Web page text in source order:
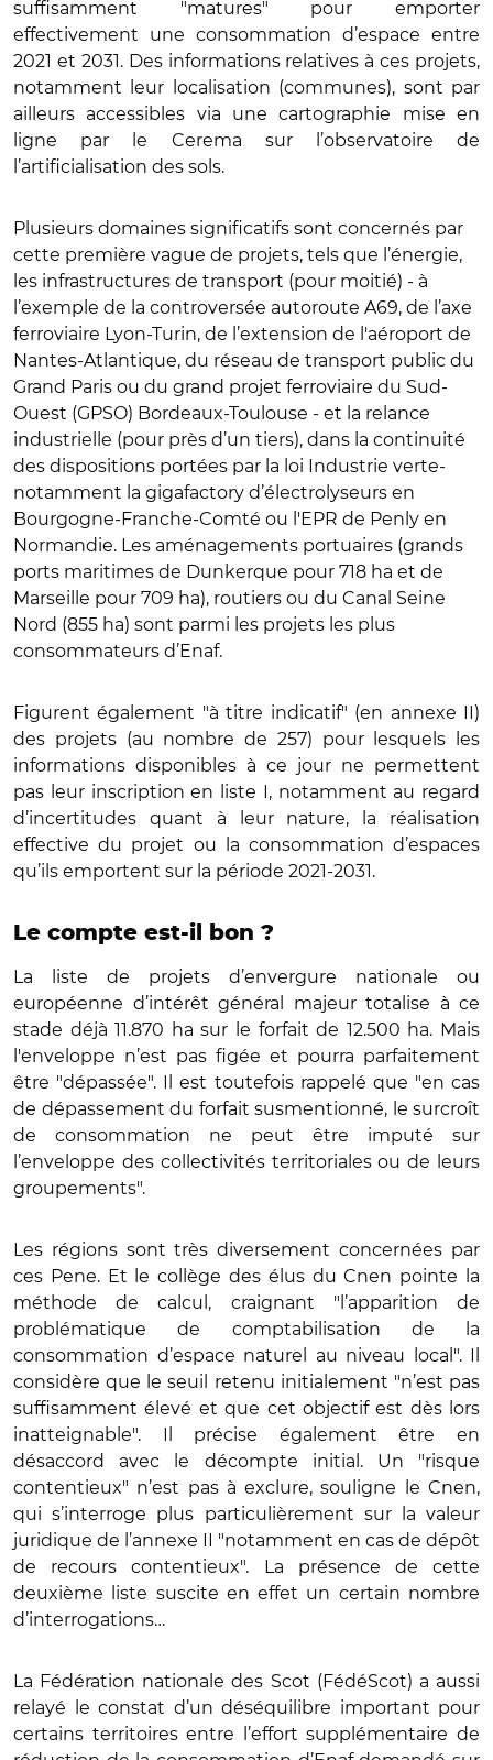
suffisamment "matures" pour emporter
effectivement une consommation d’espace entre
2021 et 2031. Des informations relatives à ces projets,
notamment leur localisation (communes), sont par
ailleurs accessibles via une cartographie mise en
ligne par le Cerema sur l’observatoire de
l’artificialisation des sols.
Plusieurs domaines significatifs sont concernés par
cette première vague de projets, tels que l’énergie,
les infrastructures de transport (pour moitié) - à
l’exemple de la controversée autoroute A69, de l’axe
ferroviaire Lyon-Turin, de l’extension de l'aéroport de
Nantes-Atlantique, du réseau de transport public du
Grand Paris ou du grand projet ferroviaire du Sud-
Ouest (GPSO) Bordeaux-Toulouse - et la relance
industrielle (pour près d’un tiers), dans la continuité
des dispositions portées par la loi Industrie verte-
notamment la gigafactory d’électrolyseurs en
Bourgogne-Franche-Comté ou l'EPR de Penly en
Normandie. Les aménagements portuaires (grands
ports maritimes de Dunkerque pour 718 ha et de
Marseille pour 709 ha), routiers ou du Canal Seine
Nord (855 ha) sont parmi les projets les plus
consommateurs d’Enaf.
Figurent également "à titre indicatif" (en annexe II)
des projets (au nombre de 257) pour lesquels les
informations disponibles à ce jour ne permettent
pas leur inscription en liste I, notamment au regard
d’incertitudes quant à leur nature, la réalisation
effective du projet ou la consommation d’espaces
qu’ils emportent sur la période 2021-2031.
Le compte est-il bon ?
La liste de projets d’envergure nationale ou
européenne d’intérêt général majeur totalise à ce
stade déjà 11.870 ha sur le forfait de 12.500 ha. Mais
l'enveloppe n’est pas figée et pourra parfaitement
être "dépassée". Il est toutefois rappelé que "en cas
de dépassement du forfait susmentionné, le surcroît
de consommation ne peut être imputé sur
l’enveloppe des collectivités territoriales ou de leurs
groupements".
Les régions sont très diversement concernées par
ces Pene. Et le collège des élus du Cnen pointe la
méthode de calcul, craignant "l’apparition de
problématique de comptabilisation de la
consommation d’espace naturel au niveau local". Il
considère que le seuil retenu initialement "n’est pas
suffisamment élevé et que cet objectif est dès lors
inatteignable". Il précise également être en
désaccord avec le décompte initial. Un "risque
contentieux" n’est pas à exclure, souligne le Cnen,
qui s’interroge plus particulièrement sur la valeur
juridique de l’annexe II "notamment en cas de dépôt
de recours contentieux". La présence de cette
deuxième liste suscite en effet un certain nombre
d’interrogations…
La Fédération nationale des Scot (FédéScot) a aussi
relayé le constat d’un déséquilibre important pour
certains territoires entre l’effort supplémentaire de